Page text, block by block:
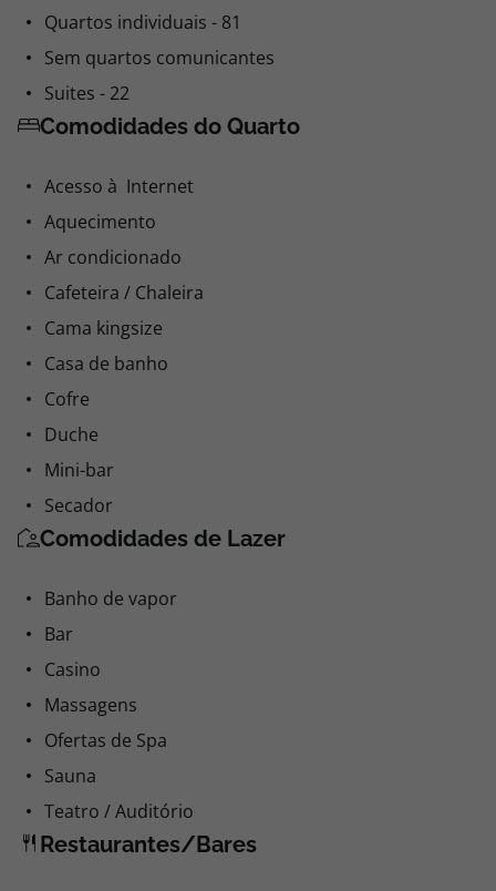
Quartos individuais - 81
Sem quartos comunicantes
Suites - 22
Comodidades do Quarto
Acesso à Internet
Aquecimento
Ar condicionado
Cafeteira / Chaleira
Cama kingsize
Casa de banho
Cofre
Duche
Mini-bar
Secador
Comodidades de Lazer
Banho de vapor
Bar
Casino
Massagens
Ofertas de Spa
Sauna
Teatro / Auditório
Restaurantes/Bares